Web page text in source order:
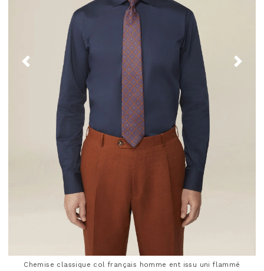
Chemise classique col français homme ent issu uni flammé